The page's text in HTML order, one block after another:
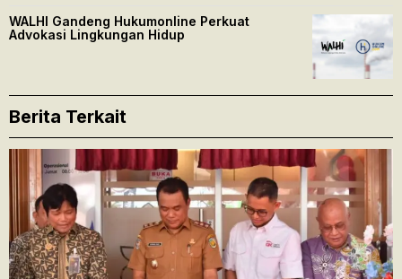
WALHI Gandeng Hukumonline Perkuat
Advokasi Lingkungan Hidup
Berita Terkait